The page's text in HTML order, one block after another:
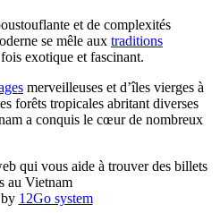
et de complexités
se mêle aux traditions
exotique et fascinant.
merveilleuses et d’îles vierges à
forêts tropicales abritant diverses
a conquis le cœur de nombreux
qui vous aide à trouver des billets
au Vietnam
12Go system